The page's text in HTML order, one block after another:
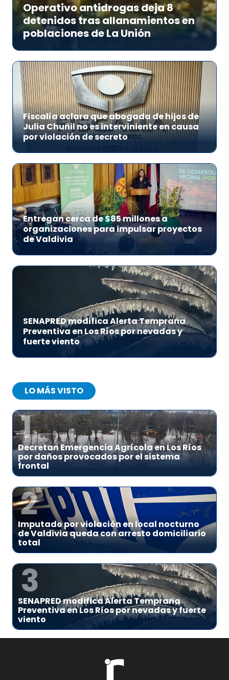
Operativo antidrogas deja 8
detenidos tras allanamientos en
poblaciones de La Unión
Fiscalía aclara que abogada de hijos de
Julia Chuñil no es interviniente en causa
por violación de secreto
Entregan cerca de $85 millones a
organizaciones para impulsar proyectos
de Valdivia
SENAPRED modifica Alerta Temprana
Preventiva en Los Ríos por nevadas y
fuerte viento
LO MÁS VISTO
1
Decretan Emergencia Agrícola en Los Ríos
por daños provocados por el sistema
frontal
2
Imputado por violación en local nocturno
de Valdivia queda con arresto domiciliario
total
3
SENAPRED modifica Alerta Temprana
Preventiva en Los Ríos por nevadas y fuerte
viento